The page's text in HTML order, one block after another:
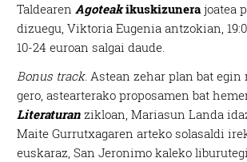
TaldearenAgoteakikuskizunera joatea
dizuegu, Viktoria Eugenia antzokian,
10-24 euroan salgai daude.
Bonus track. Astean zehar plan bat
gero, astearterako proposamen bat
Literaturan zikloan, Mariasun Landa
Maite Gurrutxagaren arteko solasaldi
euskaraz, San Jeronimo kaleko